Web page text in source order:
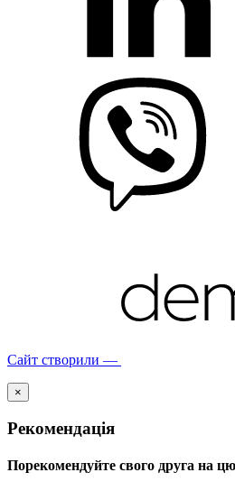
Сайт створили —
×
Рекомендація
Порекомендуйте свого друга на